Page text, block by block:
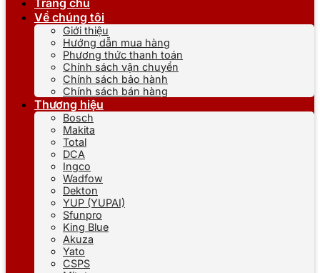
Trang chủ
Về chúng tôi
Giới thiệu
Hướng dẫn mua hàng
Phương thức thanh toán
Chính sách vận chuyển
Chính sách bảo hành
Chính sách bán hàng
Thương hiệu
Bosch
Makita
Total
DCA
Ingco
Wadfow
Dekton
YUP (YUPAI)
Sfunpro
King Blue
Akuza
Yato
CSPS